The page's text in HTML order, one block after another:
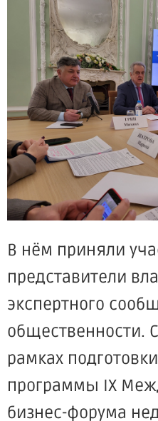
В нём приняли
представители
экспертного
общественности.
рамках
программы IX
бизнес-форума